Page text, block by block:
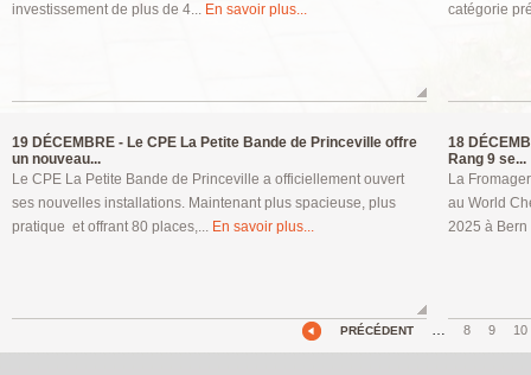
investissement de plus de 4... En savoir plus...
catégorie
19 DÉCEMBRE - Le CPE La Petite Bande de Princeville offre
un nouveau...
Le CPE La Petite Bande de Princeville a officiellement ouvert
ses nouvelles installations. Maintenant plus spacieuse, plus
pratique et offrant 80 places,... En savoir plus...
18
Rang 9 se...
La
au World
2025 à
PRÉCÉDENT … 8 9 10